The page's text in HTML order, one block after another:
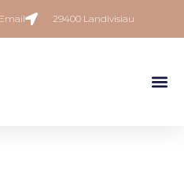
Email 29400 Landivisiau